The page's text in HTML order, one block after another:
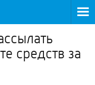
средств за